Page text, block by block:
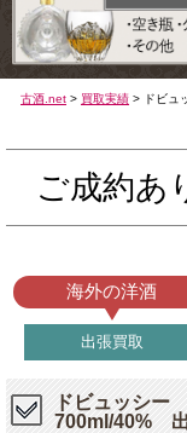
古酒.net > 買取実績 >
ドビ
ご成約あ
海外の洋酒
出張買取
ドビュッシ
700ml/40% 出